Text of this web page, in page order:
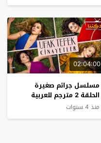
02:04:00
مسلسل جرائم صغيرة
الحلقة 2 مترجم للعربية
منذ 4 سنوات